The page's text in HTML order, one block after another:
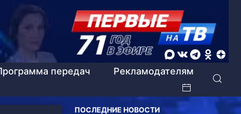
передач
Рекламодателям
ПОСЛЕДНИЕ НОВОСТИ